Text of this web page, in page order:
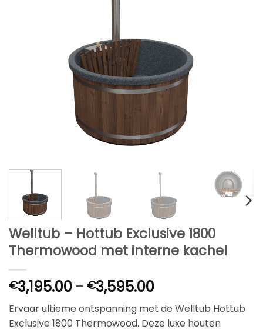
Welltub – Hottub Exclusive 1800
Thermowood met interne kachel
€3,195.00 - €3,595.00Prijsklasse:
€3,195.00
tot
€3,595.00
Ervaar ultieme ontspanning met de Welltub Hottub
Exclusive 1800 Thermowood. Deze luxe houten